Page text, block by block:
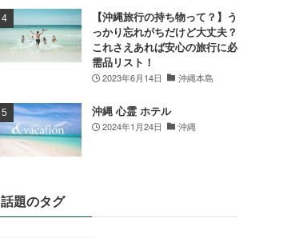
【沖縄旅行の持ち物って？】う
っかり忘れがちだけど大丈夫？
これさえあれば安心の旅行に必
需品リスト！
2023年6月14日 沖縄本島
沖縄 心霊 ホテル
2024年1月24日 沖縄
話題のタグ